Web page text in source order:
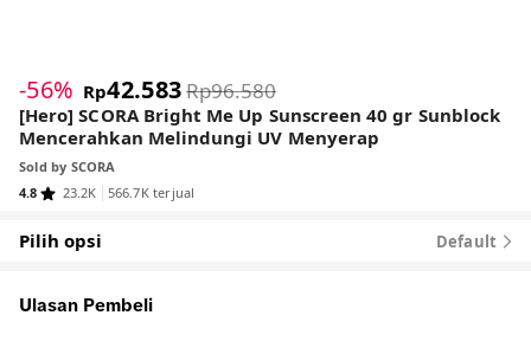
-56% Rp42.583Rp96.580
[Hero] SCORA Bright Me Up Sunscreen 40 gr Sunblock
Mencerahkan Melindungi UV Menyerap
Sold bySCORA
4.8
23.2K 566.7K terjual
Pilih opsi Default
Ulasan Pembeli